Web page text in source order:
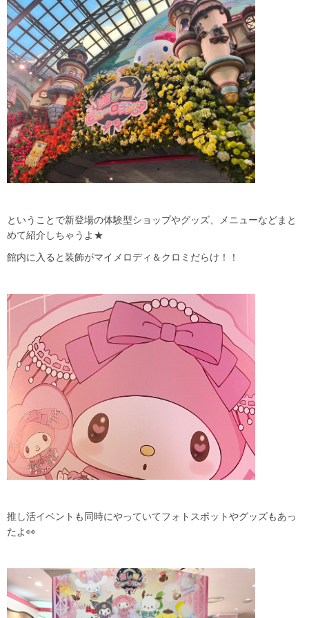
ということで新登場の体験型ショップやグッズ、メニューなどまと
めて紹介しちゃうよ★
館内に入ると装飾がマイメロディ＆クロミだらけ！！
推し活イベントも同時にやっていてフォトスポットやグッズもあっ
たよ👀